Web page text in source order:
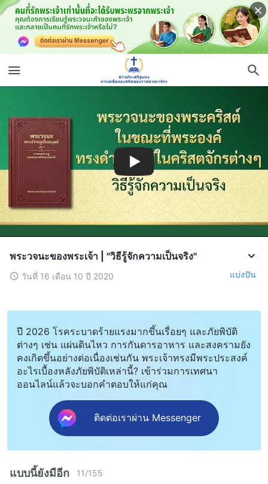
พระวจนะของพระเจ้า | "วิธีรู้จักความเป็นจริง"
วันที่ 16 เดือน 10 ปี 2020 แบ่งปัน
ปี 2026 โรคระบาดร้ายแรงมากขึ้นเรื่อยๆ และภัยพิบัติ
ต่างๆ เช่น แผ่นดินไหว การกันดารอาหาร และสงครามยัง
คงเกิดขึ้นอย่างต่อเนื่องเช่นกัน พระเจ้าทรงมีพระประสงค์
อะไรเบื้องหลังภัยพิบัติเหล่านี้? เข้าร่วมการเทศนา
ออนไลน์แล้วจะบอกคำตอบให้แก่คุณ
ติดต่อเราผ่าน Messenger
แบบนี้ยังมีอีก 11/155